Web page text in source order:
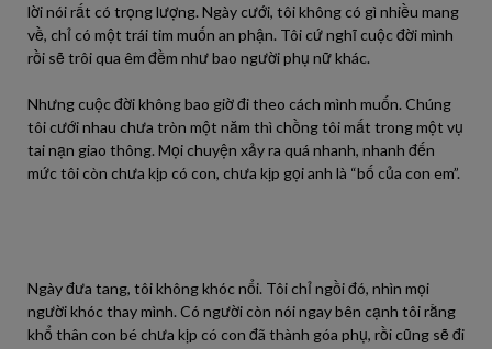
lời nói rất có trọng lượng. Ngày cưới, tôi không có gì nhiều mang
về, chỉ có một trái tim muốn an phận. Tôi cứ nghĩ cuộc đời mình
rồi sẽ trôi qua êm đềm như bao người phụ nữ khác.
Nhưng cuộc đời không bao giờ đi theo cách mình muốn. Chúng
tôi cưới nhau chưa tròn một năm thì chồng tôi mất trong một vụ
tai nạn giao thông. Mọi chuyện xảy ra quá nhanh, nhanh đến
mức tôi còn chưa kịp có con, chưa kịp gọi anh là “bố của con em”.
Ngày đưa tang, tôi không khóc nổi. Tôi chỉ ngồi đó, nhìn mọi
người khóc thay mình. Có người còn nói ngay bên cạnh tôi rằng
khổ thân con bé chưa kịp có con đã thành góa phụ, rồi cũng sẽ đi